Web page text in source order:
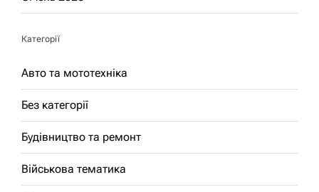
Категорії
Авто та мототехніка
Без категорії
Будівництво та ремонт
Військова тематика